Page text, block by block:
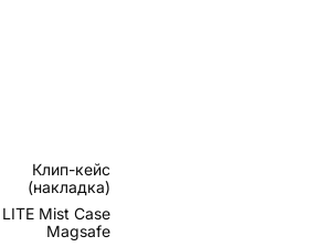
Клип-кейс
(накладка)
LITE Mist Case
Magsafe